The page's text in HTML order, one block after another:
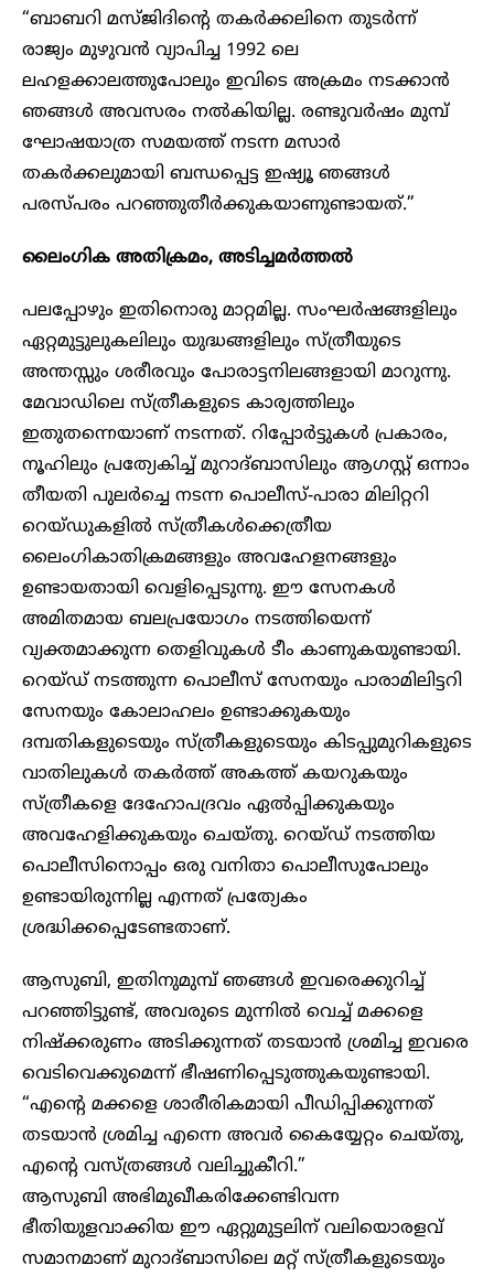
“ബാബറി മസ്ജിദിന്റെ തകർക്കലിനെ തുടർന്ന്
രാജ്യം മുഴുവൻ വ്യാപിച്ച 1992 ലെ
ലഹളക്കാലത്തുപോലും ഇവിടെ അക്രമം നടക്കാൻ
ഞങ്ങൾ അവസരം നൽകിയില്ല. രണ്ടുവർഷം മുമ്പ്
ഘോഷയാത്ര സമയത്ത് നടന്ന മസാർ
തകർക്കലുമായി ബന്ധപ്പെട്ട ഇഷ്യൂ ഞങ്ങൾ
പരസ്പരം പറഞ്ഞുതീർക്കുകയാണുണ്ടായത്.”
ലൈംഗിക അതിക്രമം, അടിച്ചമർത്തൽ
പലപ്പോഴും ഇതിനൊരു മാറ്റമില്ല. സംഘർഷങ്ങളിലും
ഏറ്റമുട്ടുലുകലിലും യുദ്ധങ്ങളിലും സ്ത്രീയുടെ
അന്തസ്സും ശരീരവും പോരാട്ടനിലങ്ങളായി മാറുന്നു.
മേവാഡിലെ സ്ത്രീകളുടെ കാര്യത്തിലും
ഇതുതന്നെയാണ് നടന്നത്. റിപ്പോർട്ടുകൾ പ്രകാരം,
നൂഹിലും പ്രത്യേകിച്ച് മുറാദ്ബാസിലും ആഗസ്റ്റ് ഒന്നാം
തീയതി പുലർച്ചെ നടന്ന പൊലീസ്-പാരാ മിലിറ്ററി
റെയ്ഡുകളിൽ സ്ത്രീകൾക്കെത്രീയ
ലൈംഗികാതിക്രമങ്ങളും അവഹേളനങ്ങളും
ഉണ്ടായതായി വെളിപ്പെടുന്നു. ഈ സേനകൾ
അമിതമായ ബലപ്രയോഗം നടത്തിയെന്ന്
വ്യക്തമാക്കുന്ന തെളിവുകൾ ടീം കാണുകയുണ്ടായി.
റെയ്ഡ് നടത്തുന്ന പൊലീസ് സേനയും പാരാമിലിട്ടറി
സേനയും കോലാഹലം ഉണ്ടാക്കുകയും
ദമ്പതികളുടെയും സ്ത്രീകളുടെയും കിടപ്പുമുറികളുടെ
വാതിലുകൾ തകർത്ത് അകത്ത് കയറുകയും
സ്ത്രീകളെ ദേഹോപദ്രവം ഏൽപ്പിക്കുകയും
അവഹേളിക്കുകയും ചെയ്തു. റെയ്‍ഡ് നടത്തിയ
പൊലീസിനൊപ്പം ഒരു വനിതാ പൊലീസുപോലും
ഉണ്ടായിരുന്നില്ല എന്നത് പ്രത്യേകം
ശ്രദ്ധിക്കപ്പെടേണ്ടതാണ്.
ആസുബി, ഇതിനുമുമ്പ് ഞങ്ങൾ ഇവരെക്കുറിച്ച്
പറഞ്ഞിട്ടുണ്ട്, അവരുടെ മുന്നിൽ വെച്ച് മക്കളെ
നിഷ്‌ക്കരുണം അടിക്കുന്നത് തടയാൻ ശ്രമിച്ച ഇവരെ
വെടിവെക്കുമെന്ന് ഭീഷണിപ്പെടുത്തുകയുണ്ടായി.
“എന്റെ മക്കളെ ശാരീരികമായി പീഡിപ്പിക്കുന്നത്
തടയാൻ ശ്രമിച്ച എന്നെ അവർ കൈയ്യേറ്റം ചെയ്തു,
എന്റെ വസ്ത്രങ്ങൾ വലിച്ചുകീറി.”
ആസുബി അഭിമുഖീകരിക്കേണ്ടിവന്ന
ഭീതിയുളവാക്കിയ ഈ ഏറ്റുമുട്ടലിന് വലിയൊരളവ്
സമാനമാണ് മുറാദ്ബാസിലെ മറ്റ് സ്ത്രീകളുടെയും